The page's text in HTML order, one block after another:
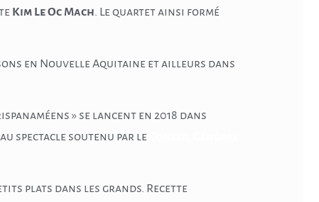
Kim Le Oc Mach . Le quartet ainsi formé
en Nouvelle Aquitaine et ailleurs dans
» se lancent en 2018 dans
spectacle soutenu par le
plats dans les grands. Recette